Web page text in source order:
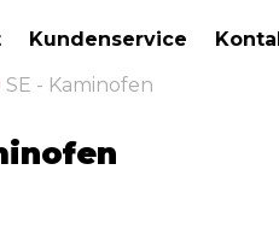
Kundenservice
SE - Kaminofen